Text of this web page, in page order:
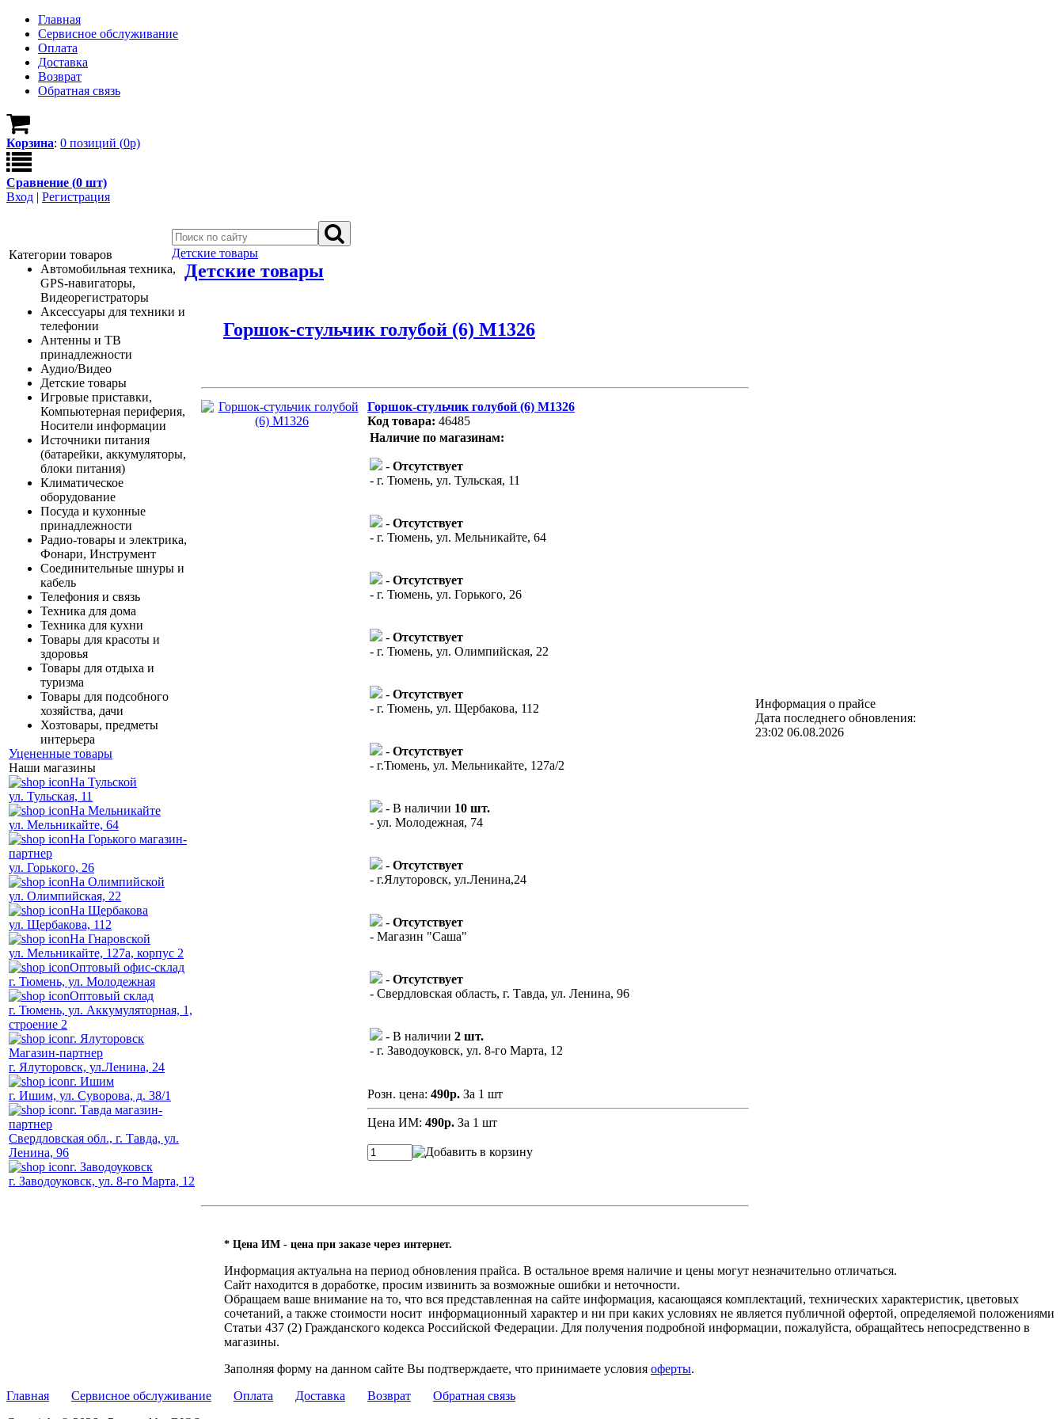
Главная
Сервисное обслуживание
Оплата
Доставка
Возврат
Обратная связь
Корзина: 0 позиций (0р)
Сравнение (0 шт)
Вход | Регистрация
Категории товаров
Автомобильная техника,
GPS-навигаторы,
Видеорегистраторы
Аксессуары для техники и
телефонии
Антенны и ТВ
принадлежности
Аудио/Видео
Детские товары
Игровые приставки,
Компьютерная периферия,
Носители информации
Источники питания
(батарейки, аккумуляторы,
блоки питания)
Климатическое
оборудование
Посуда и кухонные
принадлежности
Радио-товары и электрика,
Фонари, Инструмент
Соединительные шнуры и
кабель
Телефония и связь
Техника для дома
Техника для кухни
Товары для красоты и
здоровья
Товары для отдыха и
туризма
Товары для подсобного
хозяйства, дачи
Хозтовары, предметы
интерьера
Уцененные товары
Наши магазины
На Тульской
ул. Тульская, 11
На Мельникайте
ул. Мельникайте, 64
На Горького магазин-
партнер
ул. Горького, 26
На Олимпийской
ул. Олимпийская, 22
На Щербакова
ул. Щербакова, 112
На Гнаровской
ул. Мельникайте, 127а, корпус 2
Оптовый офис-склад
г. Тюмень, ул. Молодежная
Оптовый склад
г. Тюмень, ул. Аккумуляторная, 1,
строение 2
г. Ялуторовск
Магазин-партнер
г. Ялуторовск, ул.Ленина, 24
г. Ишим
г. Ишим, ул. Суворова, д. 38/1
г. Тавда магазин-
партнер
Свердловская обл., г. Тавда, ул.
Ленина, 96
г. Заводоуковск
г. Заводоуковск, ул. 8-го Марта, 12
Детские товары
Детские товары
Горшок-стульчик голубой (6) М1326
Горшок-стульчик голубой (6) М1326
Код товара: 46485
Наличие по магазинам:
- Отсутствует
- г. Тюмень, ул. Тульская, 11
- Отсутствует
- г. Тюмень, ул. Мельникайте, 64
- Отсутствует
- г. Тюмень, ул. Горького, 26
- Отсутствует
- г. Тюмень, ул. Олимпийская, 22
- Отсутствует
- г. Тюмень, ул. Щербакова, 112
- Отсутствует
- г.Тюмень, ул. Мельникайте, 127а/2
- В наличии 10 шт.
- ул. Молодежная, 74
- Отсутствует
- г.Ялуторовск, ул.Ленина,24
- Отсутствует
- Магазин "Саша"
- Отсутствует
- Свердловская область, г. Тавда, ул. Ленина, 96
- В наличии 2 шт.
- г. Заводоуковск, ул. 8-го Марта, 12
Розн. цена: 490р. За 1 шт
Цена ИМ: 490р. За 1 шт
Информация о прайсе
Дата последнего обновления:
23:02 06.08.2026
* Цена ИМ - цена при заказе через интернет.
Информация актуальна на период обновления прайса. В остальное время наличие и цены могут незначительно отличаться.
Сайт находится в доработке, просим извинить за возможные ошибки и неточности.
Обращаем ваше внимание на то, что вся представленная на сайте информация, касающаяся комплектаций, технических характеристик, цветовых
сочетаний, а также стоимости носит информационный характер и ни при каких условиях не является публичной офертой, определяемой положениями
Статьи 437 (2) Гражданского кодекса Российской Федерации. Для получения подробной информации, пожалуйста, обращайтесь непосредственно в
магазины.
Заполняя форму на данном сайте Вы подтверждаете, что принимаете условия оферты.
Главная
Сервисное обслуживание Оплата Доставка Возврат
Обратная связь